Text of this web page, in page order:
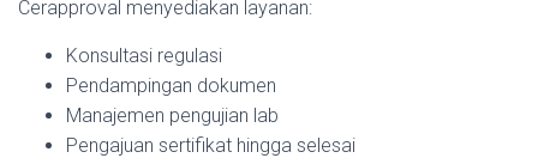
Cerapproval menyediakan layanan:
Konsultasi regulasi
Pendampingan dokumen
Manajemen pengujian lab
Pengajuan sertifikat hingga selesai